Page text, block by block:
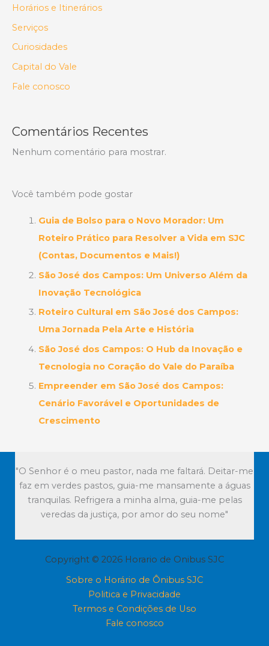
Horários e Itinerários
Serviços
Curiosidades
Capital do Vale
Fale conosco
Comentários Recentes
Nenhum comentário para mostrar.
Você também pode gostar
Guia de Bolso para o Novo Morador: Um
Roteiro Prático para Resolver a Vida em SJC
(Contas, Documentos e Mais!)
São José dos Campos: Um Universo Além da
Inovação Tecnológica
Roteiro Cultural em São José dos Campos:
Uma Jornada Pela Arte e História
São José dos Campos: O Hub da Inovação e
Tecnologia no Coração do Vale do Paraíba
Empreender em São José dos Campos:
Cenário Favorável e Oportunidades de
Crescimento
"O Senhor é o meu pastor, nada me faltará. Deitar-me
faz em verdes pastos, guia-me mansamente a águas
tranquilas. Refrigera a minha alma, guia-me pelas
veredas da justiça, por amor do seu nome"
Copyright © 2026 Horario de Onibus SJC
Sobre o Horário de Ônibus SJC
Politica e Privacidade
Termos e Condições de Uso
Fale conosco